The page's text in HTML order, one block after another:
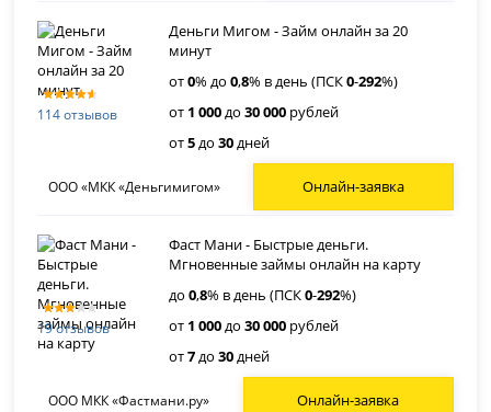
114 отзывов
Деньги Мигом - Займ онлайн за 20
минут
от0% до0,8% в день (ПСК0-292%)
от 1 000до30 000 рублей
от5до30дней
ООО «МКК «Деньгимигом» Онлайн-заявка
19 отзывов
Фаст Мани - Быстрые деньги.
Мгновенные займы онлайн на карту
до0,8% в день (ПСК0-292%)
от 1 000до30 000 рублей
от7до30дней
ООО МКК «Фастмани.ру» Онлайн-заявка